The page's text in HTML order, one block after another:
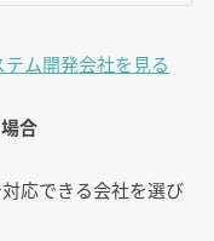
ム開発会社を見る
合
応できる会社を選び